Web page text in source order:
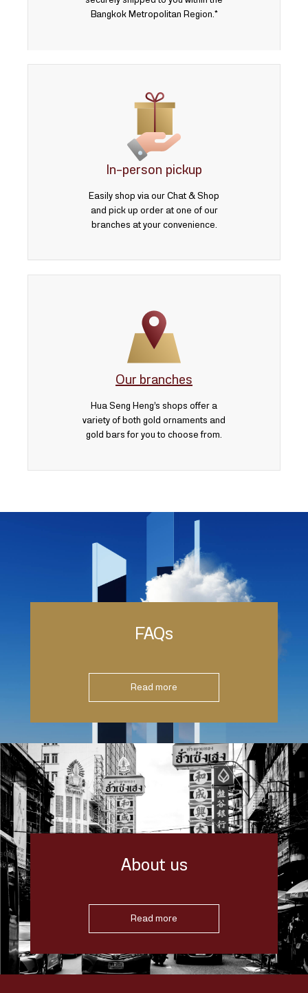
Bangkok Metropolitan Region.*
In-person pickup
Easily shop via our Chat & Shop
and pick up order at one of our
branches at your convenience.
Our branches
Hua Seng Heng’s shops offer a
variety of both gold ornaments and
gold bars for you to choose from.
FAQs
Read more
About us
Read more